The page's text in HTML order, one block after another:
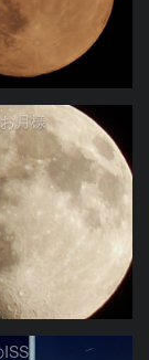
月様
ISS